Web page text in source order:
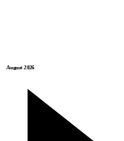
August 2026